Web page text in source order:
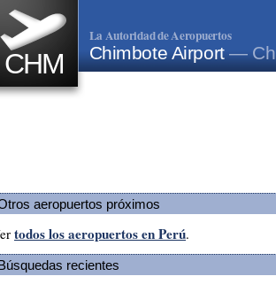
CHM
La Autoridad de Aeropuertos
Chimbote Airport—
aeropuertos próximos
todos los aeropuertos en Perú.
recientes